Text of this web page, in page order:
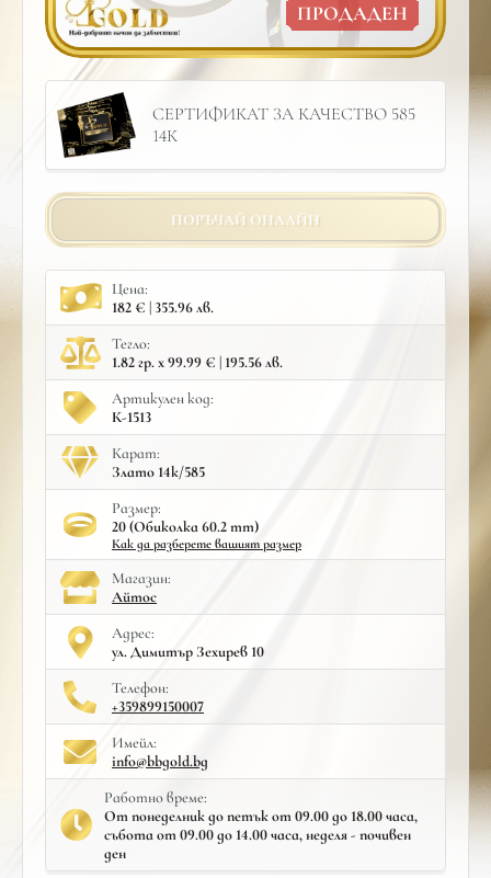
ПРОДАДЕН
СЕРТИФИКАТ ЗА КАЧЕСТВО 585
14К
ПОРЪЧАЙ ОНЛАЙН
Цена:
182 € | 355.96 лв.
Тегло:
1.82 гр. x 99.99 € | 195.56 лв.
Артикулен код:
К-1513
Карат:
Злато 14к/585
Размер:
20 (Обиколка 60.2 mm)
Как да разберете вашият размер
Mагазин:
Айтос
Адрес:
ул. Димитър Зехирев 10
Телефон:
+359899150007
Имейл:
info@bbgold.bg
Работно време:
От понеделник до петък от 09.00 до 18.00 часа,
събота от 09.00 до 14.00 часа, неделя - почивен
ден